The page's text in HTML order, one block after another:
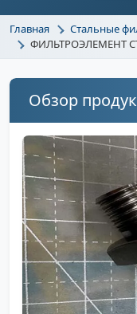
Главная
Стальные
ФИЛЬТРОЭЛЕМЕНТ
Обзор